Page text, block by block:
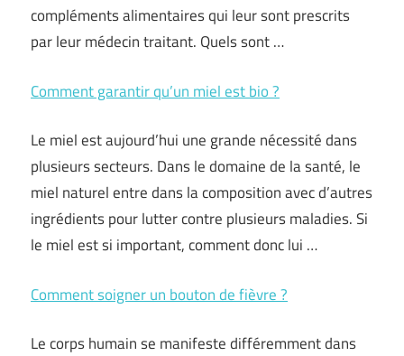
compléments alimentaires qui leur sont prescrits
par leur médecin traitant. Quels sont …
Comment garantir qu’un miel est bio ?
Le miel est aujourd’hui une grande nécessité dans
plusieurs secteurs. Dans le domaine de la santé, le
miel naturel entre dans la composition avec d’autres
ingrédients pour lutter contre plusieurs maladies. Si
le miel est si important, comment donc lui …
Comment soigner un bouton de fièvre ?
Le corps humain se manifeste différemment dans